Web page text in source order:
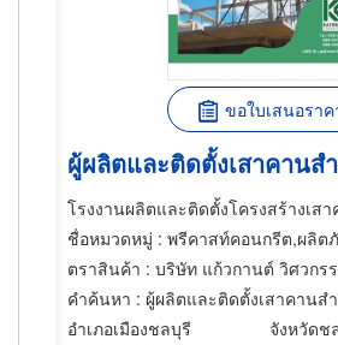
ขอใบเสนอราค
ผู้ผลิตและติดตั้งเสาคานส
ชื่อหมวดหมู่ : พรีคาสท์คอนกรีต,ผลิตภัณฑ์คอนกรีต,พื้นสำเร็จรูป
ตราสินค้า : บริษัท แก้วกานต์ วิศวกร
คำค้นหา : ผู้ผลิตและติดตั้งเสาคานส
อำเภอเมืองชลบุรี
จังหวัดช